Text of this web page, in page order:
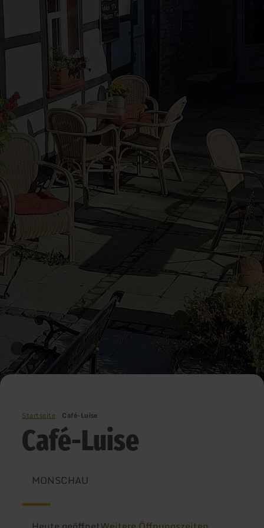
Startseite Café-Luise
Café-Luise
MONSCHAU